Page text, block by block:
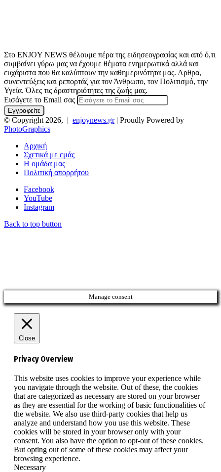
Στο ENJOY NEWS θέλουμε πέρα της ειδησεογραφίας και από ό,τι
συμβαίνει γύρω μας να έχουμε θέματα ενημερωτικά αλλά και
ευχάριστα που θα καλύπτουν την καθημερινότητα μας. Αρθρα,
συνεντεύξεις και ρεπορτάζ για τον Άνθρωπο, τον Πολιτισμό, την
Υγεία. Όλες τις δραστηριότητες της ζωής μας.
Εισάγετε το Email σας
© Copyright 2026, | enjoynews.gr| Proudly Powered by
PhotoGraphics
Αρχική
Σχετικά με εμάς
Η ομάδα μας
Πολιτική απορρήτου
Facebook
YouTube
Instagram
Back to top button
Manage consent
Close
Privacy Overview
This website uses cookies to improve your experience while
you navigate through the website. Out of these, the cookies
that are categorized as necessary are stored on your browser
as they are essential for the working of basic functionalities of
the website. We also use third-party cookies that help us
analyze and understand how you use this website. These
cookies will be stored in your browser only with your
consent. You also have the option to opt-out of these cookies.
But opting out of some of these cookies may affect your
browsing experience.
Necessary